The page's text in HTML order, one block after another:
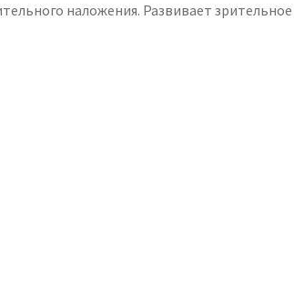
наложения. Развивает